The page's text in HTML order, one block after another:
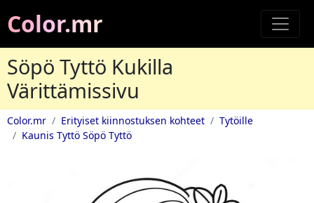
Color.mr
Söpö Tyttö Kukilla
Värittämissivu
Color.mr Erityiset kiinnostuksen kohteet
Tytöille
Kaunis Tyttö Söpö Tyttö